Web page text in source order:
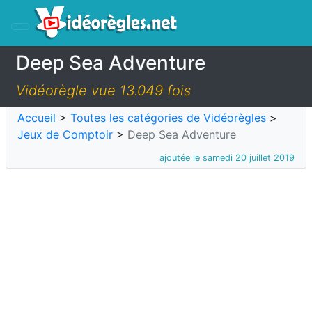
Deep Sea Adventure
Vidéorègle vue 13.049 fois
Accueil > Toutes les catégories de Vidéorègles >
Jeux de Comptoir > Deep Sea Adventure
ajoutée le samedi 20 juillet 2019